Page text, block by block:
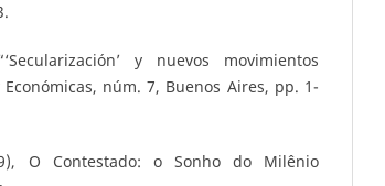
y nuevos movimientos
núm. 7, Buenos Aires, pp. 1-
O Contestado: o Sonho do Milênio